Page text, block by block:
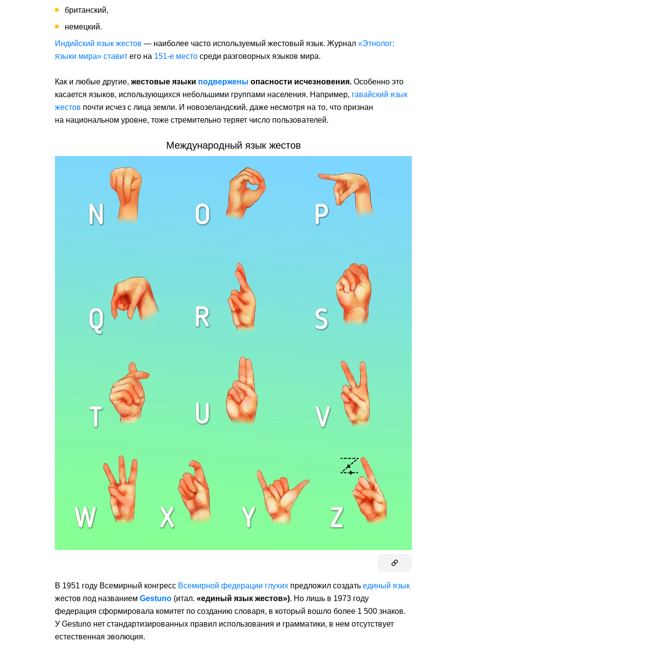
британский,
немецкий.
Индийский язык жестов — наиболее часто используемый жестовый язык. Журнал «Этнолог:
языки мира» ставит его на 151-е место среди разговорных языков мира.
Как и любые другие, жестовые языки подвержены опасности исчезновения. Особенно это
касается языков, использующихся небольшими группами населения. Например, гавайский язык
жестов почти исчез с лица земли. И новозеландский, даже несмотря на то, что признан
на национальном уровне, тоже стремительно теряет число пользователей.
Международный язык жестов
В 1951 году Всемирный конгресс Всемирной федерации глухих предложил создать единый язык
жестов под названием Gestuno (итал. «единый язык жестов»). Но лишь в 1973 году
федерация сформировала комитет по созданию словаря, в который вошло более 1 500 знаков.
У Gestuno нет стандартизированных правил использования и грамматики, в нем отсутствует
естественная эволюция.